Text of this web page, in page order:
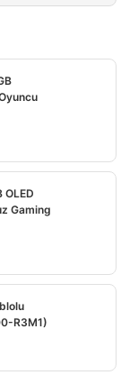
OLED
Gaming
R3M1)